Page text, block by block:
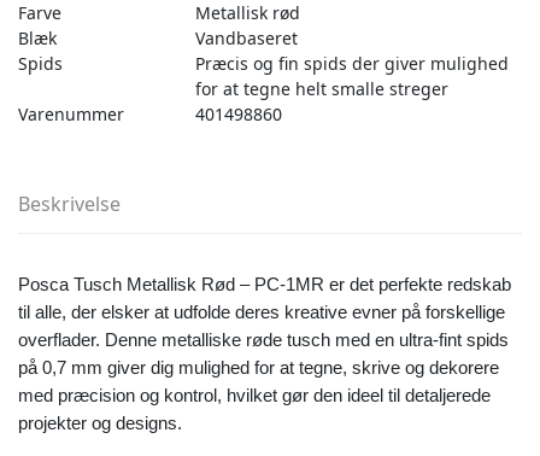
Farve
Metallisk rød
Blæk
Vandbaseret
Spids
Præcis og fin spids der giver mulighed
for at tegne helt smalle streger
Varenummer
401498860
Beskrivelse
Posca Tusch Metallisk Rød – PC-1MR er det perfekte redskab
til alle, der elsker at udfolde deres kreative evner på forskellige
overflader. Denne metalliske røde tusch med en ultra-fint spids
på 0,7 mm giver dig mulighed for at tegne, skrive og dekorere
med præcision og kontrol, hvilket gør den ideel til detaljerede
projekter og designs.